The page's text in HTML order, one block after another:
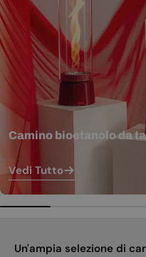
Camino bioetanolo da
Vedi Tutto
Un'ampia selezione di